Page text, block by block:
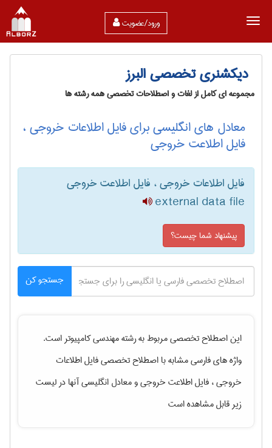
ورود/عضویت
دیکشنری تخصصی البرز
مجموعه ای کامل از لغات و اصطلاحات تخصصی همه رشته ها
معادل های انگلیسی برای فایل اطلاعات خروجی ،
فایل اطلاعت خروجی
فایل اطلاعات خروجی ، فایل اطلاعت خروجی
external data file
پیشنهاد شما چیست؟
جستجو کن
این اصطلاح تخصصی مربوط به رشتهمهندسی كامپيوتراست.
واژه های فارسی مشابه با اصطلاح تخصصیفایل اطلاعات
خروجی ، فایل اطلاعت خروجیو معادل انگلیسی آنها در لیست
زیر قابل مشاهده است